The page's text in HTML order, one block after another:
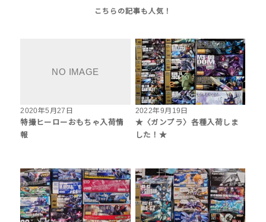
2020年5月27日
特撮ヒーローおもちゃ入荷情
報
2022年9月19日
★〈ガンプラ〉各種入荷しま
した！★